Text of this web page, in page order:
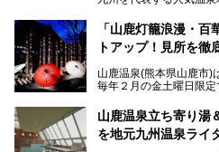
す。
中でも「耕きち(こうき
り一度廃業しましたが
温泉ファンに注目され
今回は再開した耕きちの
「山鹿灯籠浪漫・
トアップ！見所を徹
山鹿温泉(熊本県山鹿市)
毎年２月の金土曜日限定
ます。和傘や竹、ろう
ライトアップが無料で
山鹿温泉立ち寄り湯
を地元九州温泉ライ